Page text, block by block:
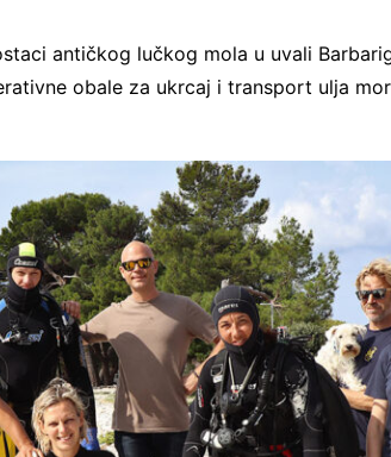
antičkog lučkog mola u uvali
obale za ukrcaj i transport ulja